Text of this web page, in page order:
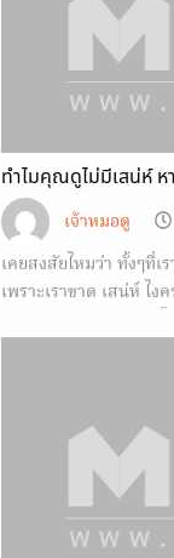
ทำไมคุณดูไม่มีเสน่ห์ ห
เจ้าหมอดู
เคยสงสัยไหมว่า ทั้งๆที่
เพราะเราขาด เสน่ห์